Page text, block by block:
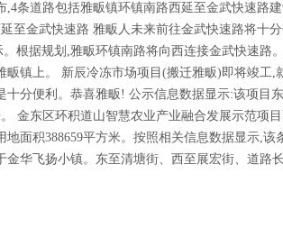
道路包括雅畈镇环镇南路西延至金武快速路
至金武快速路 雅畈人未来前往金武快速路将十
根据规划,雅畈环镇南路将向西连接金武快速路
畈镇上。 新辰冷冻市场项目(搬迁雅畈)即将竣工
十分便利。恭喜雅畈! 公示信息数据显示:该项目
金东区环积道山智慧农业产业融合发展示范项
面积388659平方米。按照相关信息数据显示,
华飞扬小镇。东至清塘街、西至展宏街、道路